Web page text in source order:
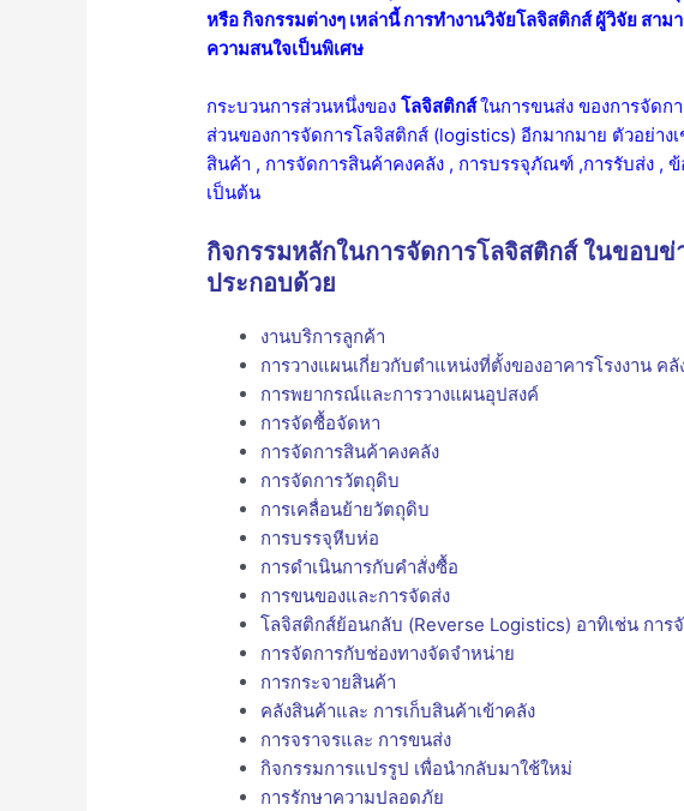
หรือ กิจกรรมต่างๆ เหล่านี้ การทำงานวิจัยโลจิสติกส์ ผู้วิจัย สา
ความสนใจเป็นพิเศษ
กระบวนการส่วนหนึ่งของโลจิสติกส์ในการขนส่ง ของการจัดก
ส่วนของการจัดการโลจิสติกส์ (logistics) อีกมากมาย ตัวอย่าง
สินค้า , การจัดการสินค้าคงคลัง , การบรรจุภัณฑ์ ,การรับส่ง ,
เป็นต้น
กิจกรรมหลักในการจัดการโลจิสติกส์ ในขอบ
ประกอบด้วย
งานบริการลูกค้า
การวางแผนเกี่ยวกับตำแหน่งที่ตั้งของอาคารโรงงาน คลั
การพยากรณ์และการวางแผนอุปสงค์
การจัดซื้อจัดหา
การจัดการสินค้าคงคลัง
การจัดการวัตถุดิบ
การเคลื่อนย้ายวัตถุดิบ
การบรรจุหีบห่อ
การดำเนินการกับคำสั่งซื้อ
การขนของและการจัดส่ง
โลจิสติกส์ย้อนกลับ (Reverse Logistics) อาทิเช่น การ
การจัดการกับช่องทางจัดจำหน่าย
การกระจายสินค้า
คลังสินค้าและ การเก็บสินค้าเข้าคลัง
การจราจรและ การขนส่ง
กิจกรรมการแปรรูป เพื่อนำกลับมาใช้ใหม่
การรักษาความปลอดภัย